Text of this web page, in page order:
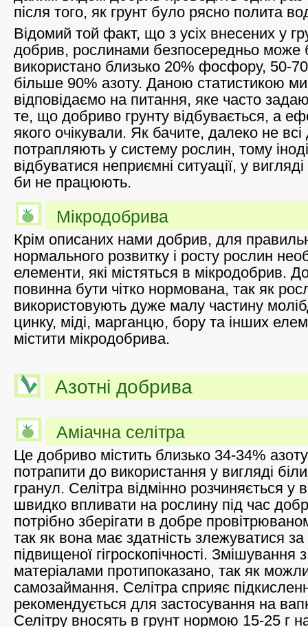
після того, як грунт було рясно полита
Відомий той факт, що з усіх внесених у
добрив, рослинами безпосередньо може
використано близько 20% фосфору, 50-
більше 90% азоту. Даною статистикою
відповідаємо на питання, яке часто
те, що добриво грунту відбувається, а
якого очікували. Як бачите, далеко не
потрапляють у систему рослин, тому
відбуватися неприємні ситуації, у
би не працюють.
Мікродобрива
Крім описаних нами добрив, для
нормального розвитку і росту рослин
елементи, які містяться в мікродобрив.
повинна бути чітко нормована, так як
використовують дуже малу частину
цинку, міді, марганцю, бору та інших
містити мікродобрива.
Азотні добрива
Аміачна селітра
Це добриво містить близько 34-34%
потрапити до використання у вигляді
гранул. Селітра відмінно розчиняється у
швидко впливати на рослину під час
потрібно зберігати в добре
так як вона має здатність злежуватися
підвищеної гігроскопічності. Змішування
матеріалами протипоказано, так як
самозаймання. Селітра сприяє
рекомендується для застосування на
Селітру вносять в грунт нормою 15-25 г